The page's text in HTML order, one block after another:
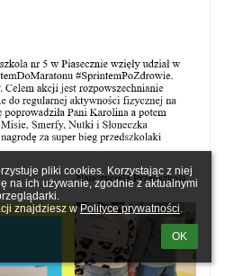
pliki cookies. Korzystając z niej
na ich używanie, zgodnie z aktualnymi
znajdziesz w Polityce prywatności.
OK